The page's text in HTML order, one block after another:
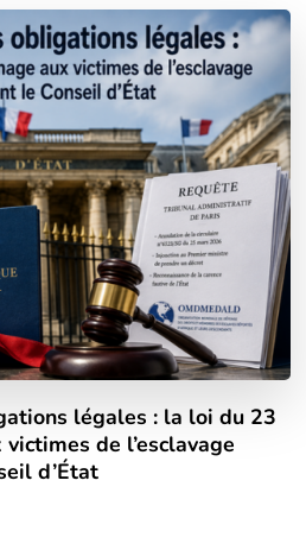
légales : la loi du 23
de l’esclavage
d’État